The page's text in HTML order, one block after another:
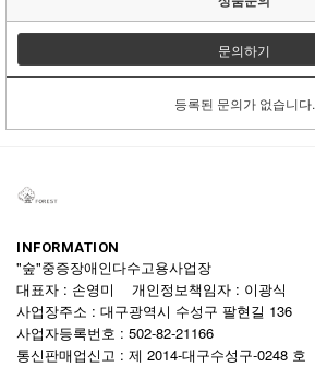
문의하기
등록된 문의가 없습니다.
INFORMATION
"숲"중증장애인다수고용사업장
대표자 : 손영미 개인정보책임자 : 이광식
사업장주소 : 대구광역시 수성구 팔현길 136
사업자등록번호 : 502-82-21166
통신판매업신고 : 제 2014-대구수성구-0248 호